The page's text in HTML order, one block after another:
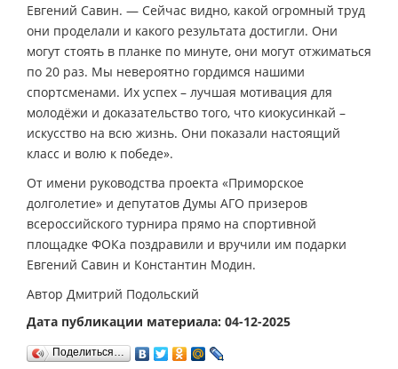
Евгений Савин. — Сейчас видно, какой огромный труд
они проделали и какого результата достигли. Они
могут стоять в планке по минуте, они могут отжиматься
по 20 раз. Мы невероятно гордимся нашими
спортсменами. Их успех – лучшая мотивация для
молодёжи и доказательство того, что киокусинкай –
искусство на всю жизнь. Они показали настоящий
класс и волю к победе».
От имени руководства проекта «Приморское
долголетие» и депутатов Думы АГО призеров
всероссийского турнира прямо на спортивной
площадке ФОКа поздравили и вручили им подарки
Евгений Савин и Константин Модин.
Автор Дмитрий Подольский
Дата публикации материала: 04-12-2025
Поделиться…